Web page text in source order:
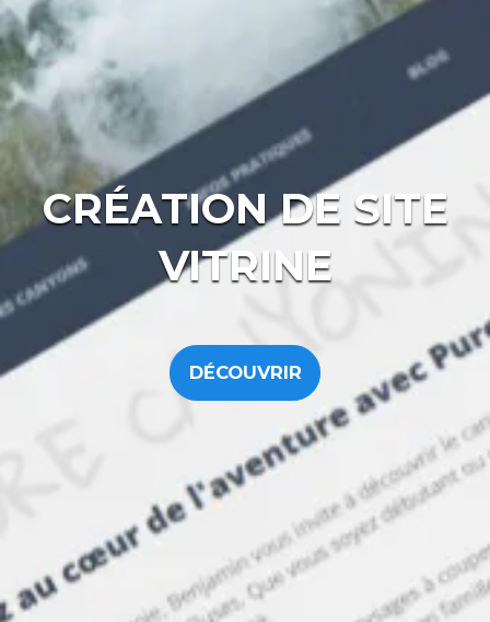
CRÉATION DE SITE
VITRINE
DÉCOUVRIR